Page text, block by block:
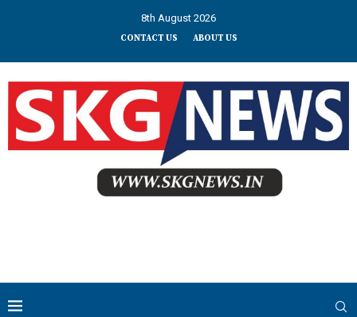
8th August 2026
CONTACT US ABOUT US